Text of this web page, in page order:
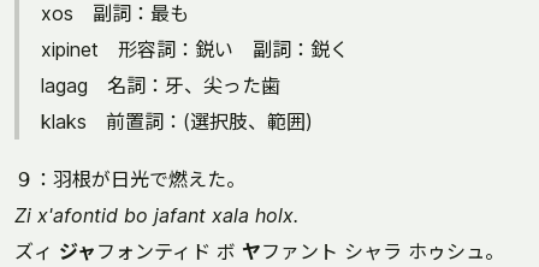
xos 副詞：最も
xipinet 形容詞：鋭い 副詞：鋭く
lagag 名詞：牙、尖った歯
klaks 前置詞：(選択肢、範囲)
９：羽根が日光で燃えた。
Zi x'afontid bo jafant xala holx.
ズィ ジャ フォンティド ボ ヤファント シャラ ホゥシュ。